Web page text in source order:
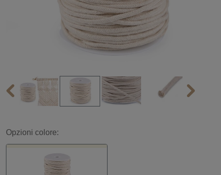
Opzioni colore: